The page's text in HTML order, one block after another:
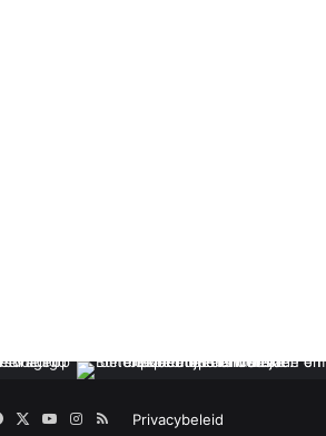
Privacybeleid
Facebook
X YouTubeInstagram
RSS